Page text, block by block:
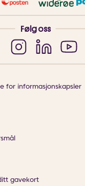
Følg oss
for informasjonskapsler
gavekort